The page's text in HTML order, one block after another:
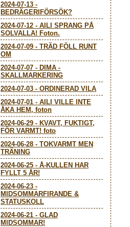
2024-07-13 -
BEDRÄGERIFÖRSÖK?
2024-07-12 - AILI SPRANG PÅ
SOLVALLA! Foton.
2024-07-09 - TRÄD FÖLL RUNT
OM
2024-07-07 - DIMA -
SKALLMARKERING
2024-07-03 - ORDINERAD VILA
2024-07-01 - AILI VILLE INTE
ÅKA HEM, foton
2024-06-29 - KVAVT, FUKTIGT,
FÖR VARMT! foto
2024-06-28 - TOKVARMT MEN
TRÄNING
2024-06-25 - Å-KULLEN HAR
FYLLT 5 ÅR!
2024-06-23 -
MIDSOMMARFIRANDE &
STATUSKOLL
2024-06-21 - GLAD
MIDSOMMAR!